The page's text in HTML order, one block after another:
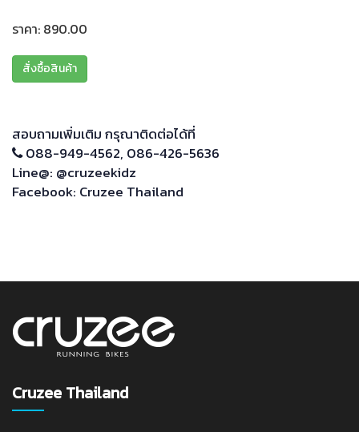
ราคา: 890.00
สั่งซื้อสินค้า
สอบถามเพิ่มเติม กรุณาติดต่อได้ที่
088-949-4562, 086-426-5636
Line@: @cruzeekidz
Facebook: Cruzee Thailand
Cruzee Thailand